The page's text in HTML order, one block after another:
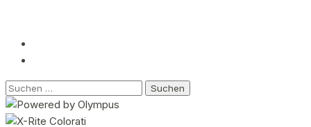
Suchen
nach: